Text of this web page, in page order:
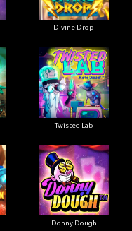
Divine Drop
Twisted Lab
Donny Dough